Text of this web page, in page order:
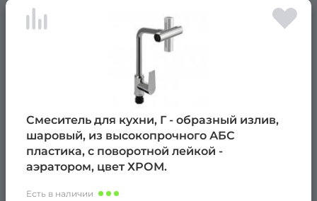
Смеситель для кухни, Г - образный излив,
шаровый, из высокопрочного АБС
пластика, с поворотной лейкой -
аэратором, цвет ХРОМ.
Есть в наличии